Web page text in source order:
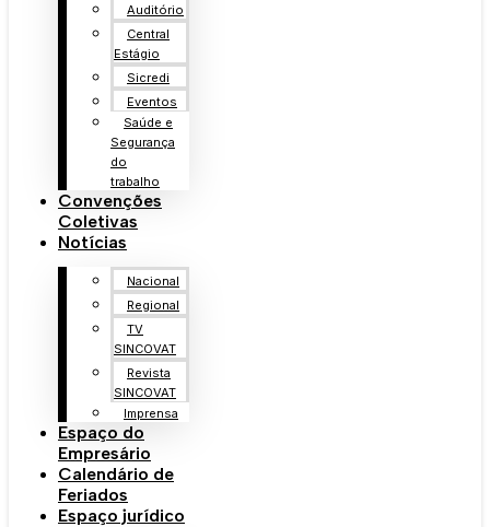
Auditório
Central
Estágio
Sicredi
Eventos
Saúde e
Segurança
do
trabalho
Convenções
Coletivas
Notícias
Nacional
Regional
TV
SINCOVAT
Revista
SINCOVAT
Imprensa
Espaço do
Empresário
Calendário de
Feriados
Espaço jurídico